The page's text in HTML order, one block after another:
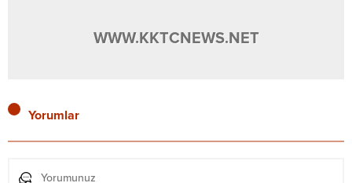
WWW.KKTCNEWS.NET
Yorumlar